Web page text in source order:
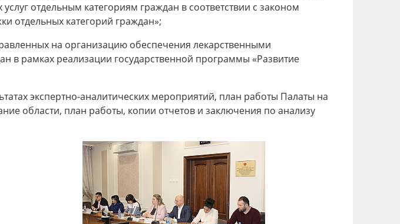
отдельным категориям граждан в соответствии с законом
отдельных категорий граждан»;
на организацию обеспечения лекарственными
в рамках реализации государственной программы «Развитие
экспертно-аналитических мероприятий, план работы Палаты на
области, план работы, копии отчетов и заключения по анализу